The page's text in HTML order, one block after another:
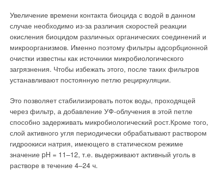
Увеличение времени контакта биоцида с водой в данном
случае необходимо из-за различия скоростей реакции
окисления биоцидом различных органических соединений и
микроорганизмов. Именно поэтому фильтры адсорбционной
очистки известны как источники микробиологического
загрязнения. Чтобы избежать этого, после таких фильтров
устанавливают постоянную петлю рециркуляции.
Это позволяет стабилизировать поток воды, проходящей
через фильтр, а добавление УФ-облучения в этой петле
способно задерживать микробиологический рост.Кроме того,
слой активного угля периодически обрабатывают раствором
гидроокиси натрия, имеющего в статическом режиме
значение pH = 11–12, т.е. выдерживают активный уголь в
растворе в течение 4–24 ч.